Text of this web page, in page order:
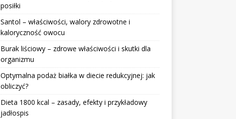
posiłki
Santol – właściwości, walory zdrowotne i
kaloryczność owocu
Burak liściowy – zdrowe właściwości i skutki dla
organizmu
Optymalna podaż białka w diecie redukcyjnej: jak
obliczyć?
Dieta 1800 kcal – zasady, efekty i przykładowy
jadłospis